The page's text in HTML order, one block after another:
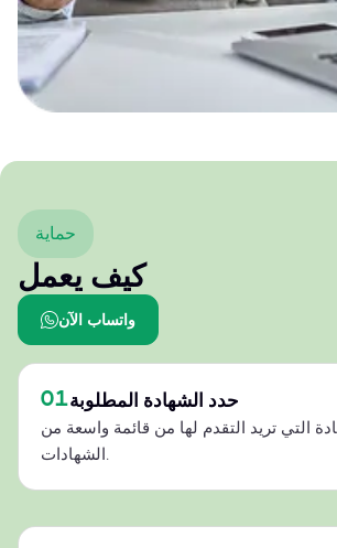
حماية
كيف يعمل
واتساب الآن
01حدد الشهادة المطلوبة
التي تريد التقدم لها من قائمة واسعة من
الشهادات.